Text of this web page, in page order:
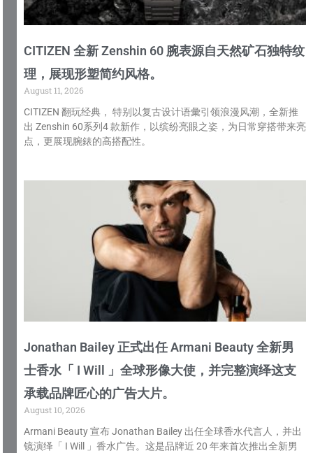
CITIZEN 全新 Zenshin 60 腕表源自天然矿石独特纹
理，展现形塑简约风格。
August 11, 2026
CITIZEN 翻玩经典， 特别以复古设计语彙引领浪漫风潮，全新推
出 Zenshin 60系列4 款新作，以缤纷亮眼之姿，为日常穿搭带来亮
点，更展现腕錶的高搭配性。
Jonathan Bailey 正式出任 Armani Beauty 全新男
士香水「 I Will 」全球形像大使，并完整演绎这支
承载品牌匠心的广告大片。
August 10, 2026
Armani Beauty 宣布 Jonathan Bailey 出任全球香水代言人，并出
镜演绎「 I Will 」香水广告。这是品牌近 20 年来首次推出全新男